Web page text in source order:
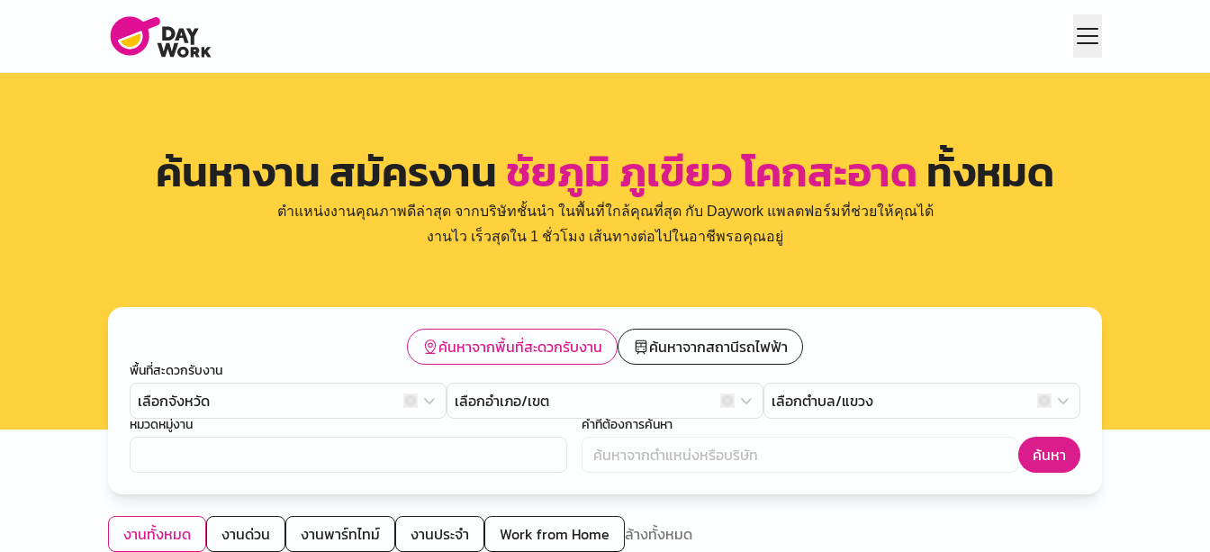
ค้นหางาน สมัครงานชัยภูมิ ภูเขียว โคกสะอาด ทั้งหมด
ตำแหน่งงานคุณภาพดีล่าสุด จากบริษัทชั้นนำ ในพื้นที่ใกล้คุณที่สุด กับ Daywork แพลตฟอร์มที่ช่วยให้คุณได้
งานไว เร็วสุดใน 1 ชั่วโมง เส้นทางต่อไปในอาชีพรอคุณอยู่
ค้นหาจากพื้นที่สะดวกรับงาน ค้นหาจากสถานีรถไฟฟ้า
พื้นที่สะดวกรับงาน
เลือกจังหวัด เลือกอำเภอ/เขต เลือกตำบล/แขวง
หมวดหมู่งาน คำที่ต้องการค้นหา
ค้นหา
งานทั้งหมด งานด่วน งานพาร์ทไทม์ งานประจำ Work from Home ล้างทั้งหมด